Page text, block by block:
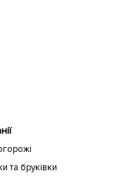
та бруківки